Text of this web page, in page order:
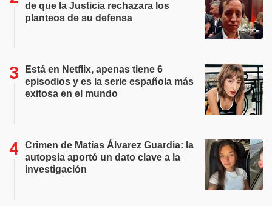
de que la Justicia rechazara los
planteos de su defensa
Está en Netflix, apenas tiene 6
episodios y es la serie española más
exitosa en el mundo
Crimen de Matías Álvarez Guardia: la
autopsia aportó un dato clave a la
investigación